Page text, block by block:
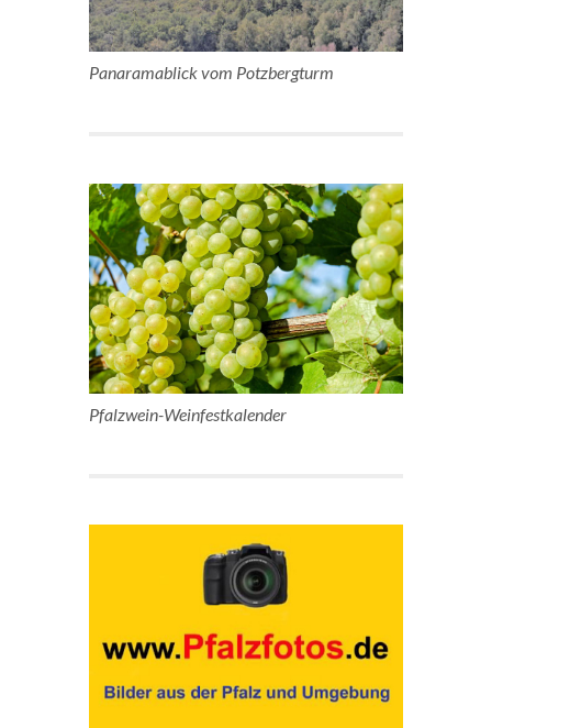
Panaramablick vom Potzbergturm
Pfalzwein-Weinfestkalender